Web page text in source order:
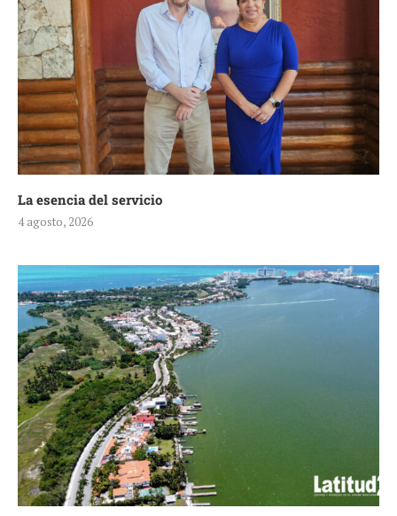
La esencia del servicio
4 agosto, 2026